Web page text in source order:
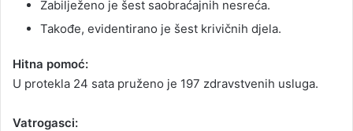
Zabilježeno je šest saobraćajnih nesreća.
Takođe, evidentirano je šest krivičnih djela.
Hitna pomoć:
U protekla 24 sata pruženo je 197 zdravstvenih usluga.
Vatrogasci: